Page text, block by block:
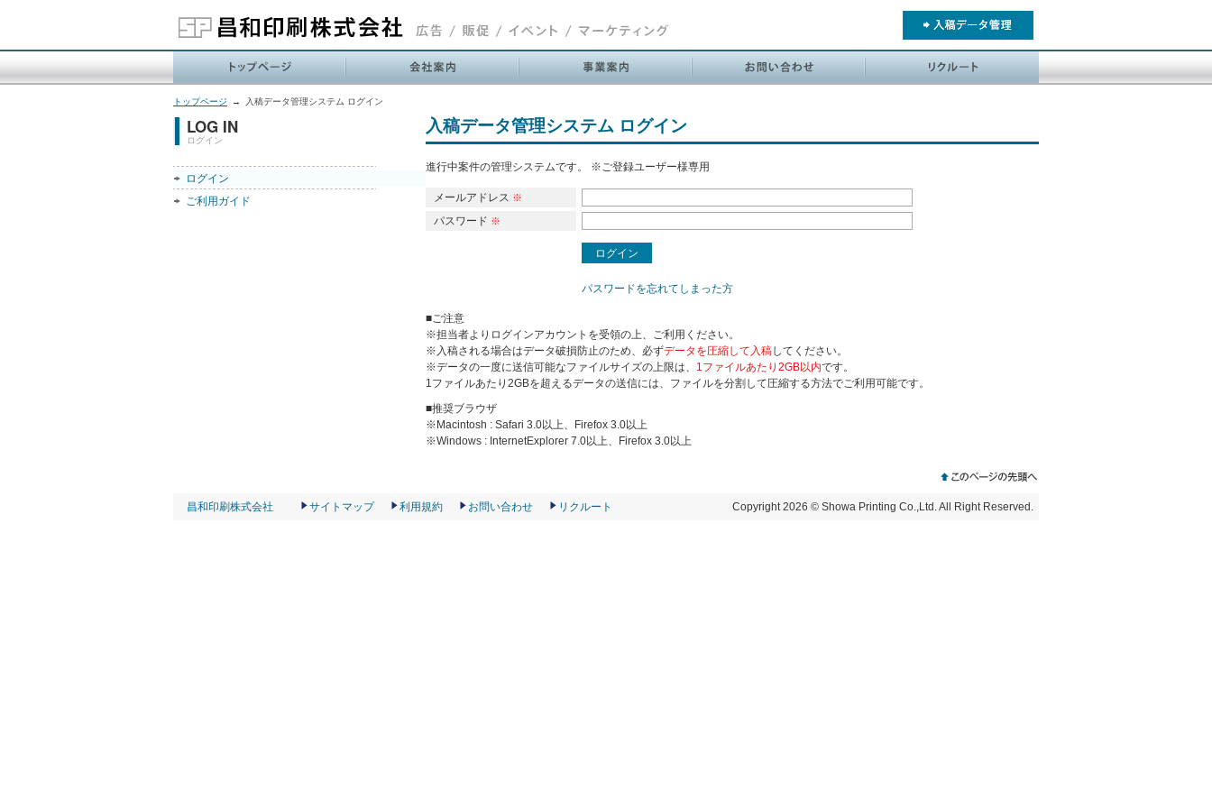
トップページ → 入稿データ管理システム ログイン
入稿データ管理システム ログイン
進行中案件の管理システムです。 ※ご登録ユーザー様専用
メールアドレス ※
パスワード ※
パスワードを忘れてしまった方
■ご注意
※担当者よりログインアカウントを受領の上、ご利用ください。
※入稿される場合はデータ破損防止のため、必ずデータを圧縮して入稿してください。
※データの一度に送信可能なファイルサイズの上限は、 1ファイルあたり2GB以内です。
1ファイルあたり2GBを超えるデータの送信には、ファイルを分割して圧縮する方法でご利用可能です。
■推奨ブラウザ
※Macintosh : Safari 3.0以上、Firefox 3.0以上
※Windows : InternetExplorer 7.0以上、Firefox 3.0以上
LOG IN
ログイン
ログイン
ご利用ガイド
昌和印刷株式会社 サイトマップ 利用規約 お問い合わせ リクルート Copyright2026 © Showa Printing Co.,Ltd. All Right Reserved.